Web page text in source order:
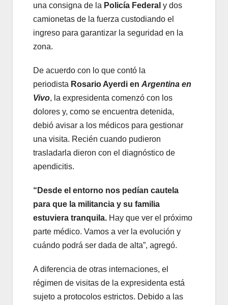
una consigna de la Policía Federal y dos
camionetas de la fuerza custodiando el
ingreso para garantizar la seguridad en la
zona.
De acuerdo con lo que contó la
periodista Rosario Ayerdi en Argentina en
Vivo, la expresidenta comenzó con los
dolores y, como se encuentra detenida,
debió avisar a los médicos para gestionar
una visita. Recién cuando pudieron
trasladarla dieron con el diagnóstico de
apendicitis.
“Desde el entorno nos pedían cautela
para que la militancia y su familia
estuviera tranquila. Hay que ver el próximo
parte médico. Vamos a ver la evolución y
cuándo podrá ser dada de alta”, agregó.
A diferencia de otras internaciones, el
régimen de visitas de la expresidenta está
sujeto a protocolos estrictos. Debido a las